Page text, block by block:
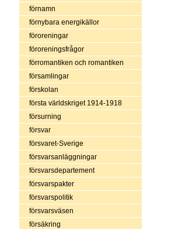
förnamn
förnybara energikällor
föroreningar
föroreningsfrågor
förromantiken och romantiken
församlingar
förskolan
första världskriget 1914-1918
försurning
försvar
försvaret-Sverige
försvarsanläggningar
försvarsdepartement
försvarspakter
försvarspolitik
försvarsväsen
försäkring